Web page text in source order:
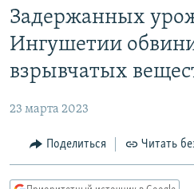
доступа
Вернуться
основному
Вернутся
ПОДКАСТЫ
АВТОРСКИЕ ПРОЕКТЫ
МНЕНИЯ
КУЛЬТУРА
Задержанных
Ингушетии
взрывчатых
23 марта 2023
Поделиться Читать